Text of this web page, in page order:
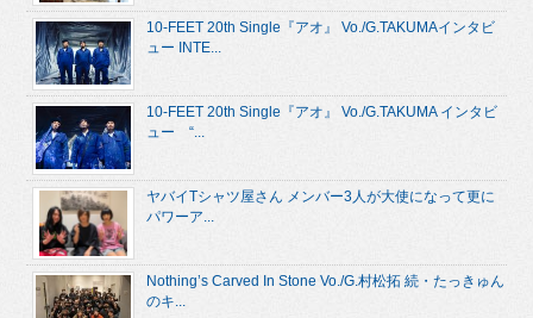
10-FEET 20th Single『アオ』 Vo./G.TAKUMAインタビ
ュー INTE...
10-FEET 20th Single『アオ』 Vo./G.TAKUMA インタビ
ュー “...
ヤバイTシャツ屋さん メンバー3人が大使になって更に
パワーア...
Nothing’s Carved In Stone Vo./G.村松拓 続・たっきゅん
のキ...